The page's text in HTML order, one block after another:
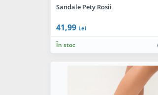
Sandale Pety Rosii
41,99 Lei
În stoc